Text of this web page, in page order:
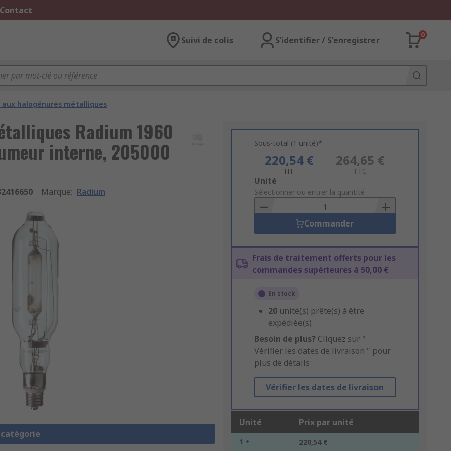
Suivi de colis S’identifier / S'enregistrer
0
aux halogénures métalliques
Radium 1960
interne, 205000
Marque: Radium
Sous-total (1 unité)*
220,54 €
HT
264,65 €
TTC
Add
to
Basket
Unité
Sélectionner ou entrer la quantité
Commander
Frais de traitement offerts pour les
commandes supérieures à 50,00 €
En stock
20 unité(s) prête(s) à être
expédiée(s)
Besoin de plus? Cliquez sur "
Vérifier les dates de livraison " pour
plus de détails
Vérifier les dates de livraison
Unité Prix par unité
1 + 220,54 €